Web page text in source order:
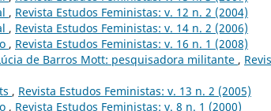
, Revista Estudos Feministas: v. 12 n. 2 (2004)
, Revista Estudos Feministas: v. 14 n. 2 (2006)
, Revista Estudos Feministas: v. 16 n. 1 (2008)
de Barros Mott: pesquisadora militante ,
, Revista Estudos Feministas: v. 13 n. 2 (2005)
, Revista Estudos Feministas: v. 8 n. 1 (2000)